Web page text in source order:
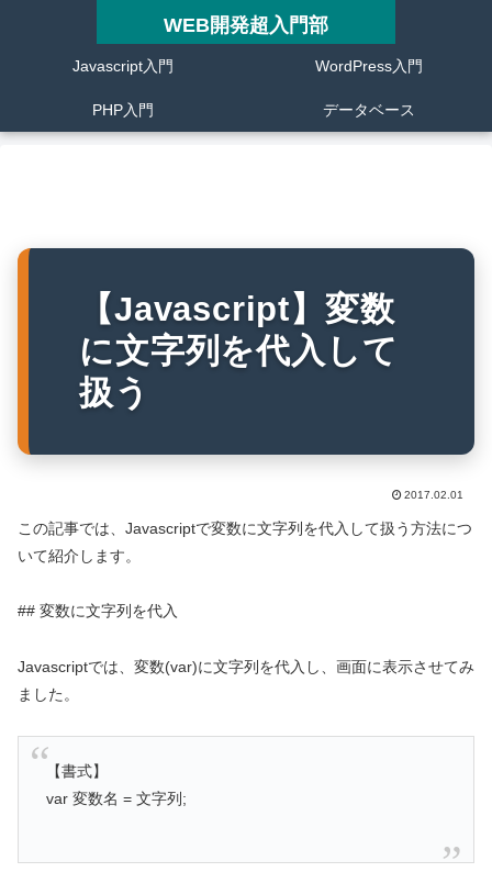
WEB開発超入門部
Javascript入門 WordPress入門
PHP入門 データベース
【Javascript】変数
に文字列を代入して
扱う
2017.02.01
この記事では、Javascriptで変数に文字列を代入して扱う方法につ
いて紹介します。
## 変数に文字列を代入
Javascriptでは、変数(var)に文字列を代入し、画面に表示させてみ
ました。
【書式】
var 変数名 = 文字列;